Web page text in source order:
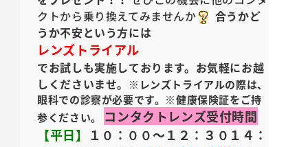
クトから乗り換えてみませんか
合うかど
うか不安という方には
レンズトライアル
でお試しも実施しております。 お気軽にお越
しくださいませ。 ※レンズトライアルの際は、
眼科での診察が必要です。 ※健康保険証をご持
参ください。
コンタクトレンズ受付時間
【平日】 １０：００～１２：３０ １４：